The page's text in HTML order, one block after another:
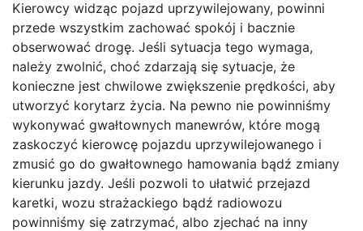
Kierowcy widząc pojazd uprzywilejowany, powinni
przede wszystkim zachować spokój i bacznie
obserwować drogę. Jeśli sytuacja tego wymaga,
należy zwolnić, choć zdarzają się sytuacje, że
konieczne jest chwilowe zwiększenie prędkości, aby
utworzyć korytarz życia. Na pewno nie powinniśmy
wykonywać gwałtownych manewrów, które mogą
zaskoczyć kierowcę pojazdu uprzywilejowanego i
zmusić go do gwałtownego hamowania bądź zmiany
kierunku jazdy. Jeśli pozwoli to ułatwić przejazd
karetki, wozu strażackiego bądź radiowozu
powinniśmy się zatrzymać, albo zjechać na inny